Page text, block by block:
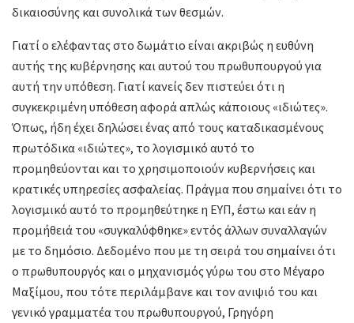
δικαιοσύνης και συνολικά των θεσμών.
Γιατί ο ελέφαντας στο δωμάτιο είναι ακριβώς η ευθύνη
αυτής της κυβέρνησης και αυτού του πρωθυπουργού για
αυτή την υπόθεση. Γιατί κανείς δεν πιστεύει ότι η
συγκεκριμένη υπόθεση αφορά απλώς κάποιους «ιδιώτες».
Όπως, ήδη έχει δηλώσει ένας από τους καταδικασμένους
πρωτόδικα «ιδιώτες», το λογισμικό αυτό το
προμηθεύονται και το χρησιμοποιούν κυβερνήσεις και
κρατικές υπηρεσίες ασφαλείας. Πράγμα που σημαίνει ότι το
λογισμικό αυτό το προμηθεύτηκε η ΕΥΠ, έστω και εάν η
προμήθειά του «συγκαλύφθηκε» εντός άλλων συναλλαγών
με το δημόσιο. Δεδομένο που με τη σειρά του σημαίνει ότι
ο πρωθυπουργός και ο μηχανισμός γύρω του στο Μέγαρο
Μαξίμου, που τότε περιλάμβανε και τον ανιψιό του και
γενικό γραμματέα του πρωθυπουργού, Γρηγόρη